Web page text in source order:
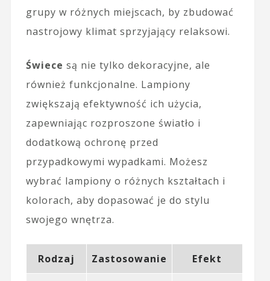
grupy w różnych miejscach, by zbudować
nastrojowy klimat sprzyjający relaksowi.
Świece są nie tylko dekoracyjne, ale
również funkcjonalne. Lampiony
zwiększają efektywność ich użycia,
zapewniając rozproszone światło i
dodatkową ochronę przed
przypadkowymi wypadkami. Możesz
wybrać lampiony o różnych kształtach i
kolorach, aby dopasować je do stylu
swojego wnętrza.
Rodzaj Zastosowanie Efekt